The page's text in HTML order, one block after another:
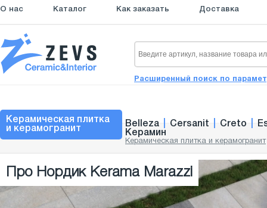
О нас Каталог Как заказать Доставка
Расширенный поиск по
Керамическая плитка
и керамогранит
Belleza Cersanit Creto
Керамин
Керамическая плитка и керамогранит
Про Нордик Kerama Marazzi